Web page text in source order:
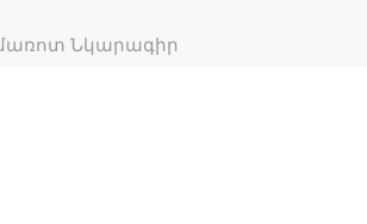
Նկարագիր